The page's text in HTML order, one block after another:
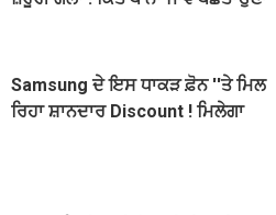
Samsung ਦੇ ਇਸ ਧਾਕੜ ਫ਼ੋਨ ''ਤੇ ਮਿਲ
ਰਿਹਾ ਸ਼ਾਨਦਾਰ Discount ! ਮਿਲੇਗਾ